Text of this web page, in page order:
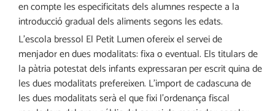
en compte les especificitats dels alumnes respecte a la
introducció gradual dels aliments segons les edats.
L’escola bressol El Petit Lumen ofereix el servei de
menjador en dues modalitats: fixa o eventual. Els titulars de
la pàtria potestat dels infants expressaran per escrit quina de
les dues modalitats prefereixen. L’import de cadascuna de
les dues modalitats serà el que fixi l’ordenança fiscal